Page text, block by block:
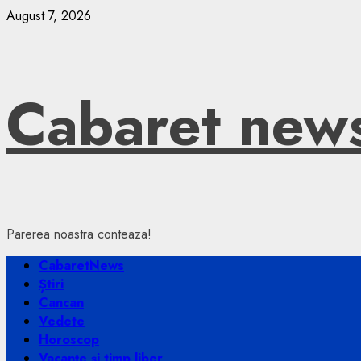
Skip
August 7, 2026
Cabaret
Parerea noastra conteaza!
Primary
Menu
CabaretNews
Știri
Cancan
Vedete
Horoscop